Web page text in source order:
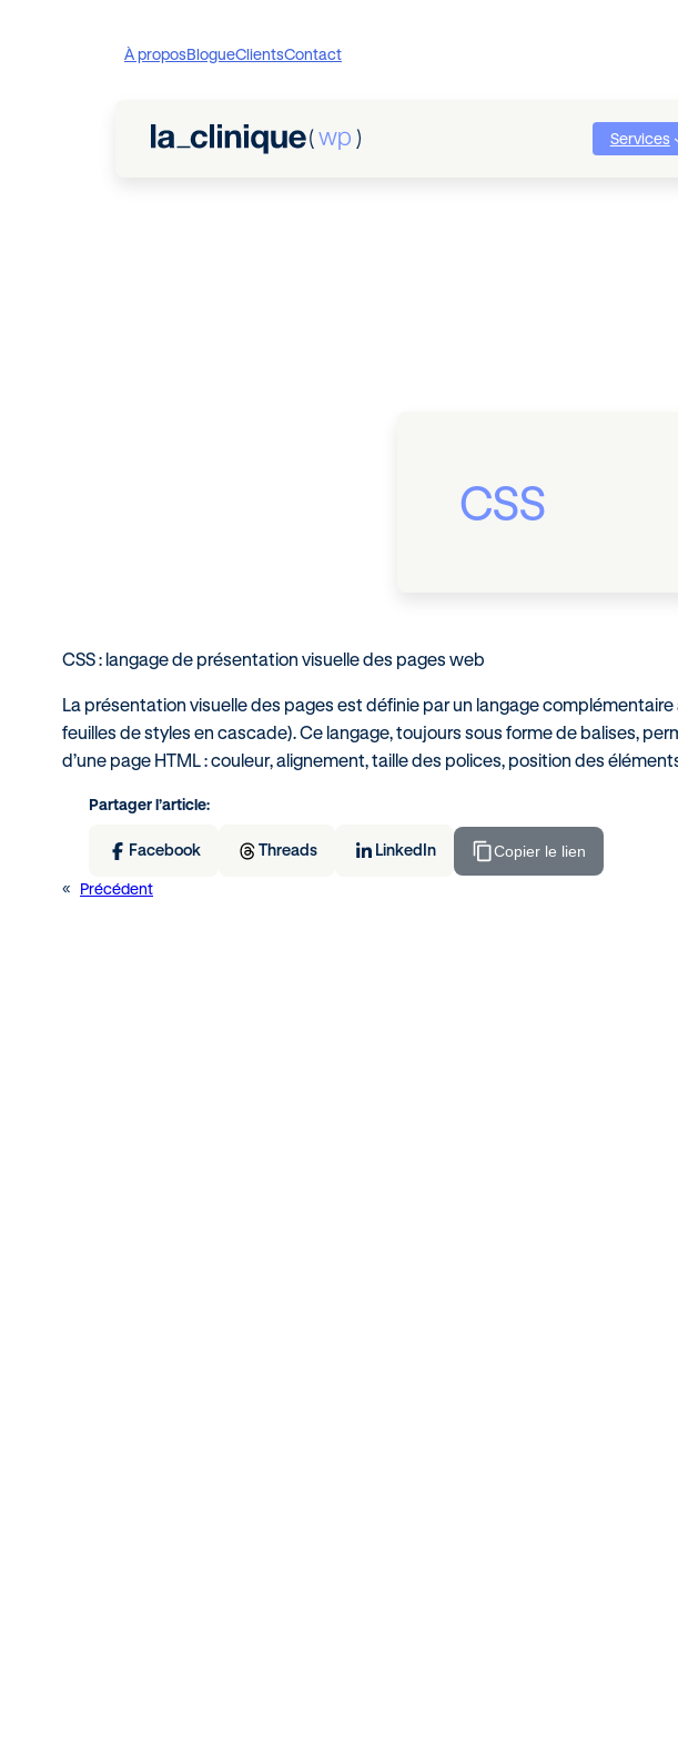
À proposBlogueClientsContact
Services
CSS
CSS : langage de présentation visuelle des pages web
La présentation visuelle des pages est définie par un langage complémentaire
feuilles de styles en cascade). Ce langage, toujours sous forme de balises,
d’une page HTML : couleur, alignement, taille des polices, position des
Partager l’article:
Facebook Threads LinkedIn Copier le lien
« Précédent